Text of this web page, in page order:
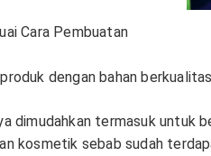
Cara Pembuatan
dengan bahan
dimudahkan termasuk untuk
kosmetik sebab sudah